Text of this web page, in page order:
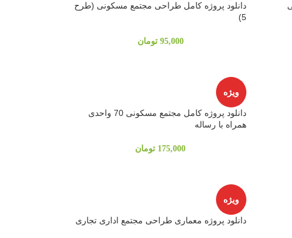
دانلود پروژه کامل طراحی مجتمع مسکونی (طرح
5)
95,000 تومان
ویژه
دانلود پروژه کامل مجتمع مسکونی 70 واحدی
همراه با رساله
175,000 تومان
ویژه
دانلود پروژه معماری طراحی مجتمع اداری تجاری